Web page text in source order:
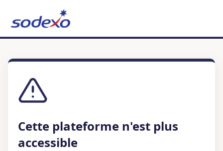
Cette plateforme n'est plus
accessible